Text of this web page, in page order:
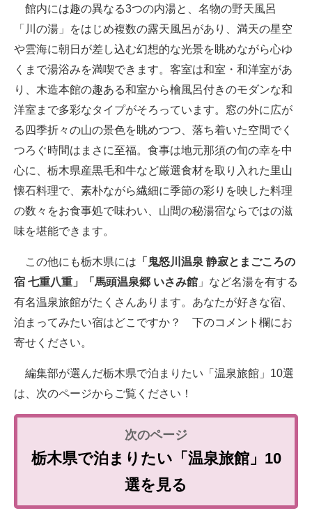
館内には趣の異なる3つの内湯と、名物の野天風呂
「川の湯」をはじめ複数の露天風呂があり、満天の星空
や雲海に朝日が差し込む幻想的な光景を眺めながら心ゆ
くまで湯浴みを満喫できます。客室は和室・和洋室があ
り、木造本館の趣ある和室から檜風呂付きのモダンな和
洋室まで多彩なタイプがそろっています。窓の外に広が
る四季折々の山の景色を眺めつつ、落ち着いた空間でく
つろぐ時間はまさに至福。食事は地元那須の旬の幸を中
心に、栃木県産黒毛和牛など厳選食材を取り入れた里山
懐石料理で、素朴ながら繊細に季節の彩りを映した料理
の数々をお食事処で味わい、山間の秘湯宿ならではの滋
味を堪能できます。
この他にも栃木県には 「鬼怒川温泉 静寂とまごころの
宿 七重八重」「馬頭温泉郷 いさみ館 」など名湯を有する
有名温泉旅館がたくさんあります。あなたが好きな宿、
泊まってみたい宿はどこですか？ 下のコメント欄にお
寄せください。
編集部が選んだ栃木県で泊まりたい「温泉旅館」10選
は、次のページからご覧ください！
栃木県で泊まりたい「温泉旅館」10
選を見る